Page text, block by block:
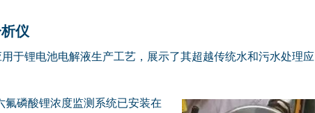
仪
于锂电池电解液生产工艺，展示了其超越传统水和污水处理应
磷酸锂浓度监测系统已安装在